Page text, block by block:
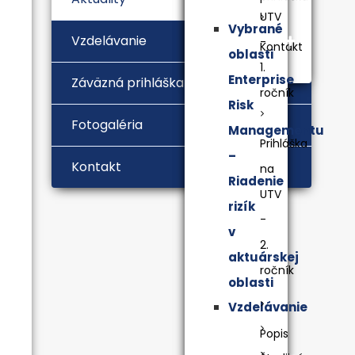
Kontakt
UTV
-
1.
ročník
Prihláška
na
UTV
-
2.
ročník
Vzdelávanie
Vybrané
oblasti
Enterprise
Risk
Managementu
–
Riadenie
rizík
v
aktuárskej
oblasti
Popis
Vzdelávanie
Záväzná prihláška
Fotogaléria
Kontakt